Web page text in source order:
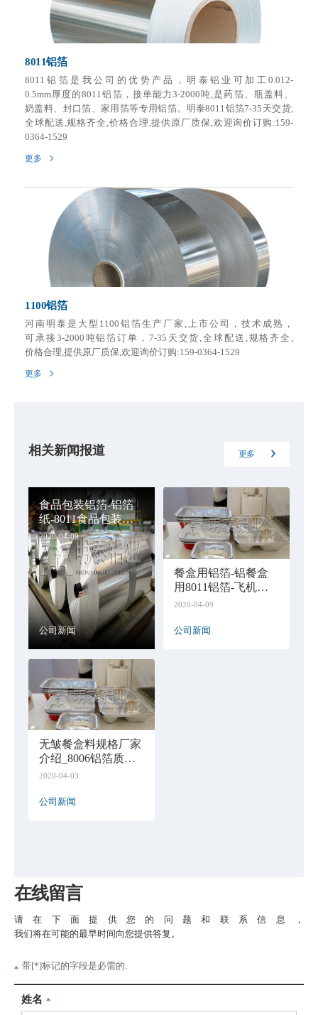
8011铝箔
8011铝箔是我公司的优势产品，明泰铝业可加工0.012-
0.5mm厚度的8011铝箔，接单能力3-2000吨,是药箔、瓶盖料、
奶盖料、封口箔、家用箔等专用铝箔。明泰8011铝箔7-35天交货,
全球配送,规格齐全,价格合理,提供原厂质保,欢迎询价订购:159-
0364-1529
更多
1100铝箔
河南明泰是大型1100铝箔生产厂家,上市公司，技术成熟，
可承接3-2000吨铝箔订单，7-35天交货,全球配送,规格齐全,
价格合理,提供原厂质保,欢迎询价订购:159-0364-1529
更多
相关新闻报道 更多
食品包装铝箔-铝箔
纸-8011食品包装铝
箔厂家-价格
2020-04-09
公司新闻
餐盒用铝箔-铝餐盒
用8011铝箔-飞机餐
盒料用铝箔基材厂
2020-04-09
公司新闻
无皱餐盒料规格厂家
介绍_8006铝箔质优
价廉
2020-04-03
公司新闻
在线留言
请在下面提供您的问题和联系信息，
我们将在可能的最早时间向您提供答复。
* 带[*]标记的字段是必需的.
姓名 *